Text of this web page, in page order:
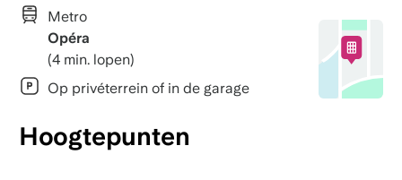
Metro
Opéra
(4 min. lopen)
Op privéterrein of in de garage
Hoogtepunten